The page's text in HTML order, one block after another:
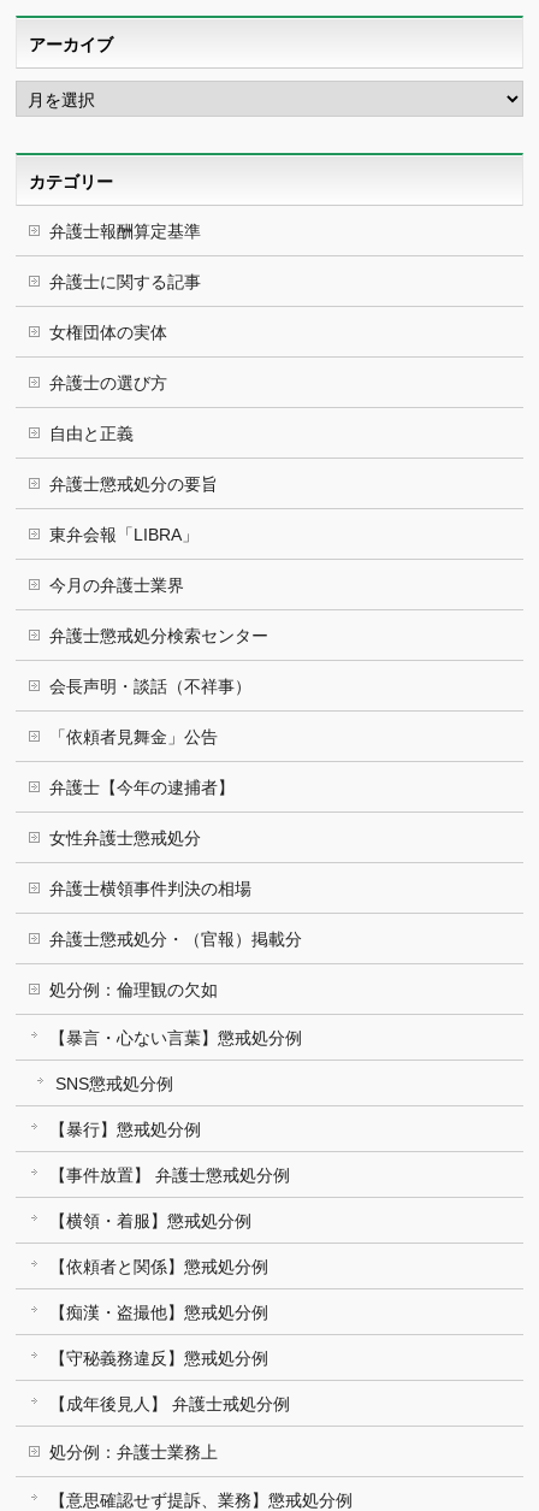
アーカイブ
ア
ー
カ
カテゴリー
弁護士報酬算定基準
弁護士に関する記事
女権団体の実体
弁護士の選び方
自由と正義
弁護士懲戒処分の要旨
東弁会報「LIBRA」
今月の弁護士業界
弁護士懲戒処分検索センター
会長声明・談話（不祥事）
「依頼者見舞金」公告
弁護士【今年の逮捕者】
女性弁護士懲戒処分
弁護士横領事件判決の相場
弁護士懲戒処分・（官報）掲載分
処分例：倫理観の欠如
【暴言・心ない言葉】懲戒処分例
SNS懲戒処分例
【暴行】懲戒処分例
【事件放置】 弁護士懲戒処分例
【横領・着服】懲戒処分例
【依頼者と関係】懲戒処分例
【痴漢・盗撮他】懲戒処分例
【守秘義務違反】懲戒処分例
【成年後見人】 弁護士戒処分例
処分例：弁護士業務上
【意思確認せず提訴、業務】懲戒処分例